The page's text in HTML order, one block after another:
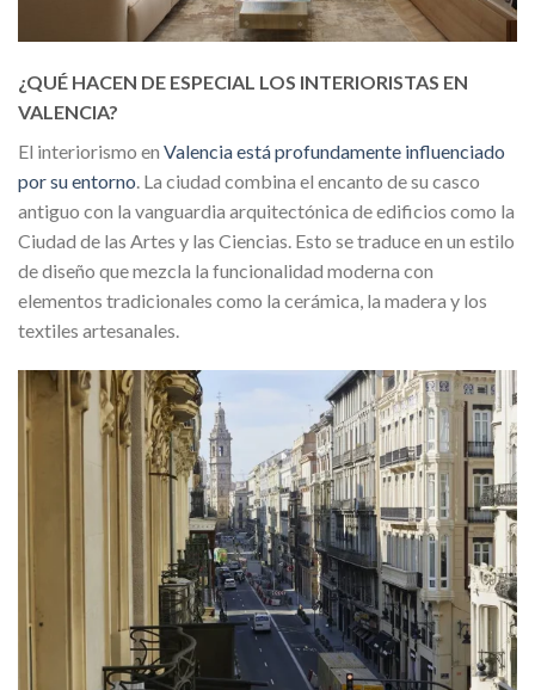
¿QUÉ HACEN DE ESPECIAL LOS INTERIORISTAS EN
VALENCIA?
El interiorismo en Valencia está profundamente influenciado
por su entorno. La ciudad combina el encanto de su casco
antiguo con la vanguardia arquitectónica de edificios como la
Ciudad de las Artes y las Ciencias. Esto se traduce en un estilo
de diseño que mezcla la funcionalidad moderna con
elementos tradicionales como la cerámica, la madera y los
textiles artesanales.